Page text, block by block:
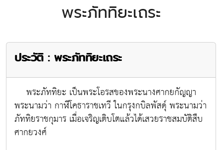
พระภัททิยะเถระ
ประวัติ : พระภัททิยะเถระ
พระภัททิยะ เป็นพระโอรสของพระนางศากยกัญญา
พระนามว่า กาฬีโคธาราชเทวี ในกรุงกบิลพัสดุ์ พระนามว่า
ภัททิยราชกุมาร เมื่อเจริญเติบโตแล้วได้เสวยราชสมบัติสืบ
ศากยวงศ์